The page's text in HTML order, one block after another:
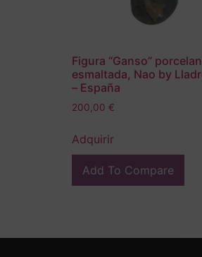
Figura “Ganso”
esmaltada, Nao by
– España
200,00 €
Adquirir
Add To Compare